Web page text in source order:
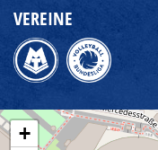
VEREINE
+